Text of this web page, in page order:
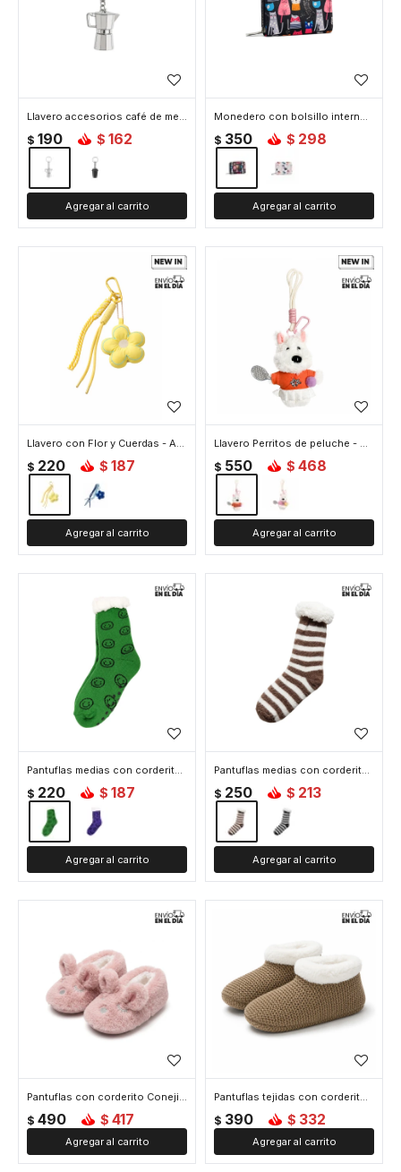
Llavero accesorios café de metal - Cafetera
$ 190 $ 162
Monedero con bolsillo interno - 9x14cm - Gato
$ 350 $ 298
Llavero con Flor y Cuerdas - Amarillo
$ 220 $ 187
Llavero Perritos de peluche - Naranja
$ 550 $ 468
Pantuflas medias con corderito Carita Feliz - Verde
$ 220 $ 187
Pantuflas medias con corderito Rayas - Marron
$ 250 $ 213
Pantuflas con corderito Conejito - Rosado
$ 490 $ 417
Pantuflas tejidas con corderito - Marron
$ 390 $ 332